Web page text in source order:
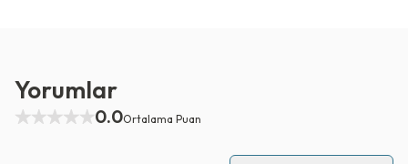
Yorumlar
0.0Ortalama Puan